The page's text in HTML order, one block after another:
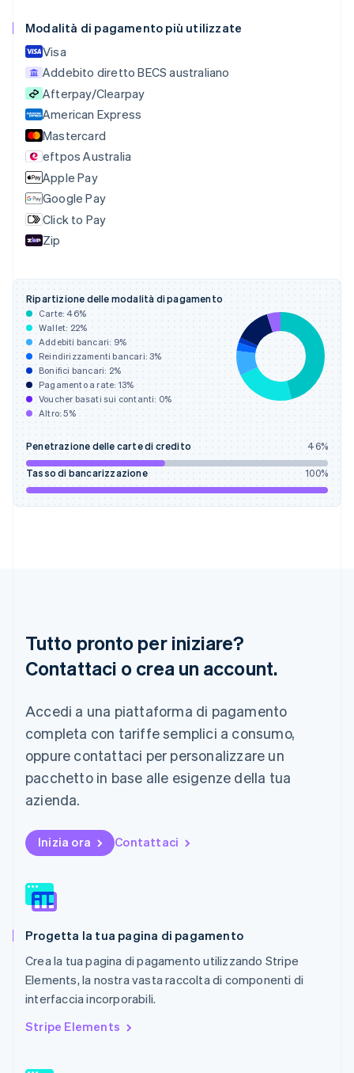
Modalità di pagamento più utilizzate
Visa
Addebito diretto BECS australiano
Afterpay/Clearpay
American Express
Mastercard
eftpos Australia
Apple Pay
Google Pay
Click to Pay
Zip
Ripartizione delle modalità di pagamento
Carte:46%
Wallet: 22%
Addebiti bancari: 9%
Reindirizzamenti bancari:3%
Bonifici bancari: 2%
Pagamento a rate: 13%
Voucher basati sui contanti: 0%
Altro:5%
Penetrazione delle carte di credito 46%
Tasso di bancarizzazione 100%
Tutto pronto per iniziare?
Contattaci o crea un account.
Accedi a una piattaforma di pagamento
completa con tariffe semplici a consumo,
oppure contattaci per personalizzare un
pacchetto in base alle esigenze della tua
azienda.
Inizia ora Contattaci
Progetta la tua pagina di pagamento
Crea la tua pagina di pagamento utilizzando Stripe
Elements, la nostra vasta raccolta di componenti di
interfaccia incorporabili.
Stripe Elements
Bulgaria
English
Canada
EnglishFrançais
Cina continentale
简体中文 English
English
Croazia
EnglishItaliano
Danimarca
English
Emirati Arabi Uniti
English
Estonia
EnglishSvenska
Francia
Français English
Germania
DeutschEnglish
Giappone
日本語English
Gibilterra
Grecia
English
India
English
Irlanda
Lituania
English
Lussemburgo
Malaysia
简体中文
Malta
English
Messico
EspañolEnglish
Norvegia
Nuova Zelanda
English
Nederlands
Polonia
English
Portogallo
Português English
RAS di Hong Kong, Cina
English 简体中文
Regno Unito
Repubblica Ceca